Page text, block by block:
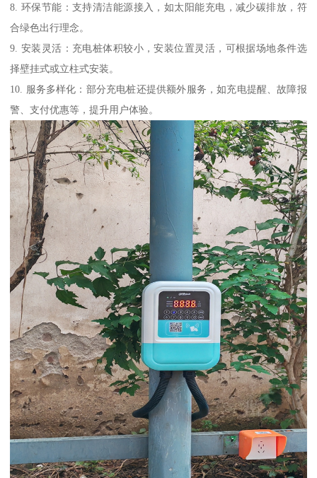
8. 环保节能：支持清洁能源接入，如太阳能充电，减少碳排放，符
合绿色出行理念。
9. 安装灵活：充电桩体积较小，安装位置灵活，可根据场地条件选
择壁挂式或立柱式安装。
10. 服务多样化：部分充电桩还提供额外服务，如充电提醒、故障报
警、支付优惠等，提升用户体验。